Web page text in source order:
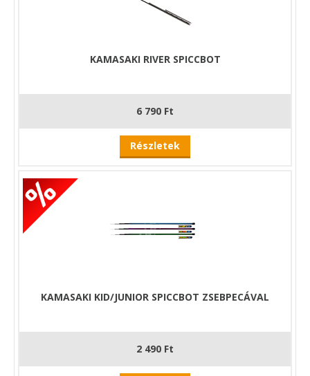
KAMASAKI RIVER SPICCBOT
6 790 Ft
Részletek
KAMASAKI KID/JUNIOR SPICCBOT ZSEBPECÁVAL
2 490 Ft